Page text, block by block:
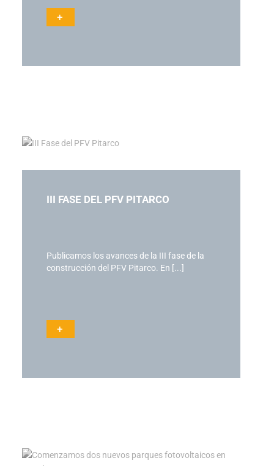
+
III FASE DEL PFV PITARCO
Publicamos los avances de la III fase de la
construcción del PFV Pitarco. En [...]
+